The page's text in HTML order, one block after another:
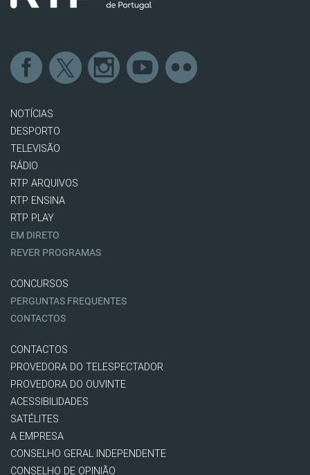
NOTÍCIAS
DESPORTO
TELEVISÃO
RÁDIO
RTP ARQUIVOS
RTP ENSINA
RTP PLAY
EM DIRETO
REVER PROGRAMAS
CONCURSOS
PERGUNTAS FREQUENTES
CONTACTOS
CONTACTOS
PROVEDORA DO TELESPECTADOR
PROVEDORA DO OUVINTE
ACESSIBILIDADES
SATÉLITES
A EMPRESA
CONSELHO GERAL INDEPENDENTE
CONSELHO DE OPINIÃO